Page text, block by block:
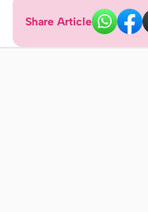
Share Article